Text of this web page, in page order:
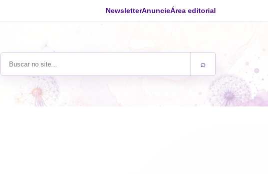
NewsletterAnuncieÁrea editorial
Buscar no site ⌕